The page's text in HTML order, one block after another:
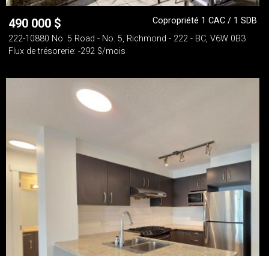
490 000 $
Copropriété 1 CAC / 1 SDB
222-10880 No. 5 Road - No. 5, Richmond - 222 - BC, V6W 0B3
Flux de trésorerie: -292 $/mois